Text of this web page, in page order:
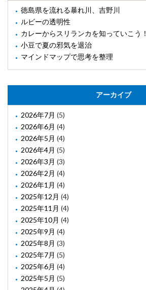
徳島県を流れる暴れ川、吉野川
ルビーの透明性
カレーからスリランカを知っていこう！
小豆で夏の邪気を退治
マインドマップで思考を整理
アーカイブ
2026年7月 (5)
2026年6月 (4)
2026年5月 (4)
2026年4月 (5)
2026年3月 (3)
2026年2月 (4)
2026年1月 (4)
2025年12月 (4)
2025年11月 (4)
2025年10月 (4)
2025年9月 (4)
2025年8月 (3)
2025年7月 (5)
2025年6月 (4)
2025年5月 (5)